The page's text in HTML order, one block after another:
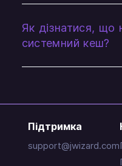
Як дізнатися, що
системний кеш?
Підтримка
support@jwizard.com